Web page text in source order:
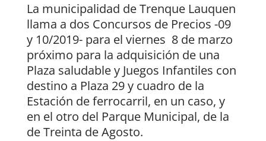
La municipalidad de Trenque Lauquen
llama a dos Concursos de Precios -09
y 10/2019- para el viernes 8 de marzo
próximo para la adquisición de una
Plaza saludable y Juegos Infantiles con
destino a Plaza 29 y cuadro de la
Estación de ferrocarril, en un caso, y
en el otro del Parque Municipal, de la
de Treinta de Agosto.